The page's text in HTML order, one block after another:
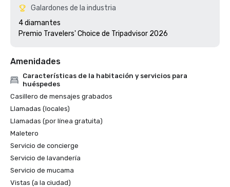
Galardones de la industria
4 diamantes
Premio Travelers' Choice de Tripadvisor 2026
Amenidades
Características de la habitación y servicios para
huéspedes
Casillero de mensajes grabados
Llamadas (locales)
Llamadas (por línea gratuita)
Maletero
Servicio de concierge
Servicio de lavandería
Servicio de mucama
Vistas (a la ciudad)